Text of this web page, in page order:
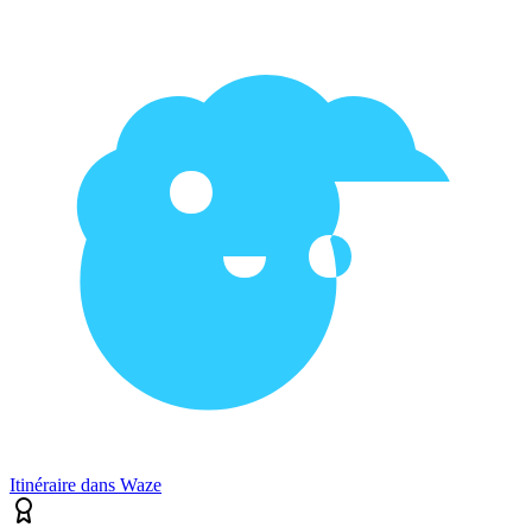
Itinéraire dans Waze